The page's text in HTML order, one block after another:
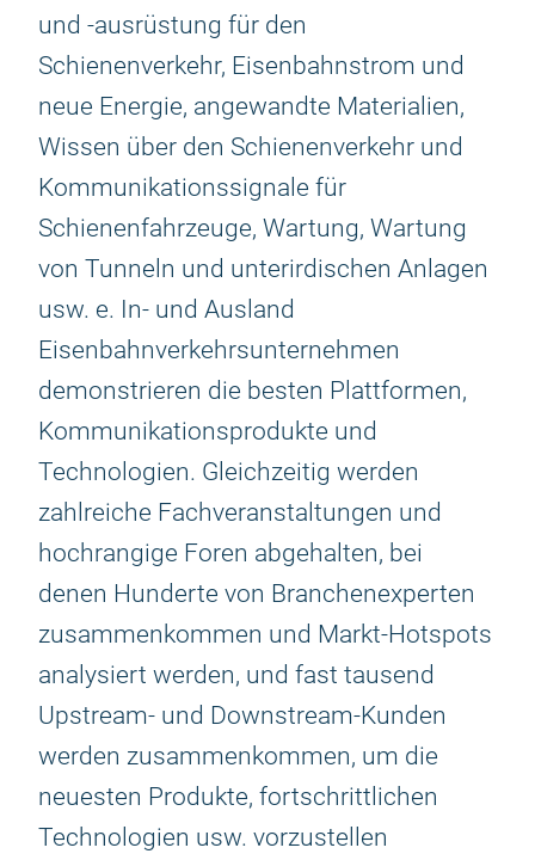
und -ausrüstung für den
Schienenverkehr, Eisenbahnstrom und
neue Energie, angewandte Materialien,
Wissen über den Schienenverkehr und
Kommunikationssignale für
Schienenfahrzeuge, Wartung, Wartung
von Tunneln und unterirdischen Anlagen
usw. e. In- und Ausland
Eisenbahnverkehrsunternehmen
demonstrieren die besten Plattformen,
Kommunikationsprodukte und
Technologien. Gleichzeitig werden
zahlreiche Fachveranstaltungen und
hochrangige Foren abgehalten, bei
denen Hunderte von Branchenexperten
zusammenkommen und Markt-Hotspots
analysiert werden, und fast tausend
Upstream- und Downstream-Kunden
werden zusammenkommen, um die
neuesten Produkte, fortschrittlichen
Technologien usw. vorzustellen